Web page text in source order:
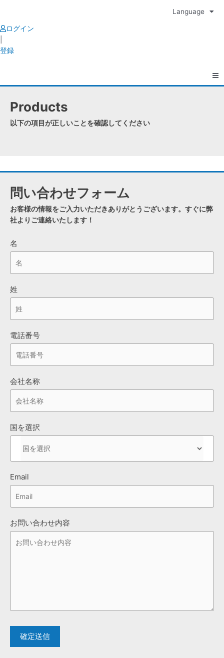
content
Language
ログイン
登録
Products
以下の項目が正しいことを確認してください
問い合わせフォーム
お客様の情報をご入力いただきありがとうございます。すぐに弊
社よりご連絡いたします！
名
姓
電話番号
会社名称
国を選択
Email
お問い合わせ内容
確定送信